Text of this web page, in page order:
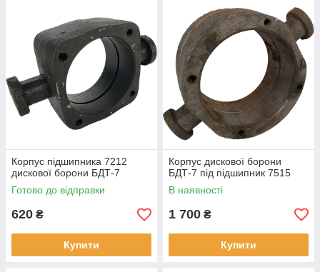
Корпус підшипника 7212
дискової борони БДТ-7
Готово до відправки
620 ₴
Купити
Корпус дискової борони
БДТ-7 під підшипник 7515
В наявності
1 700 ₴
Купити